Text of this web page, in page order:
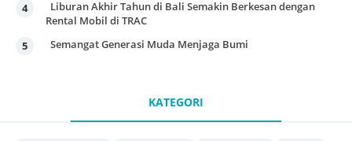
Liburan Akhir Tahun di Bali Semakin Berkesan dengan
Rental Mobil di TRAC
Semangat Generasi Muda Menjaga Bumi
KATEGORI